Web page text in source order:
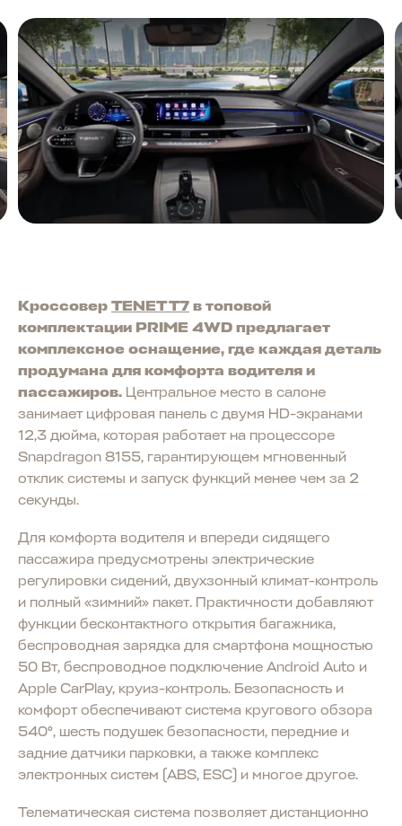
Кроссовер TENET T7 в топовой
комплектации PRIME 4WD предлагает
комплексное оснащение, где каждая деталь
продумана для комфорта водителя и
пассажиров. Центральное место в салоне
занимает цифровая панель с двумя HD-экранами
12,3 дюйма, которая работает на процессоре
Snapdragon 8155, гарантирующем мгновенный
отклик системы и запуск функций менее чем за 2
секунды.
Для комфорта водителя и впереди сидящего
пассажира предусмотрены электрические
регулировки сидений, двухзонный климат-контроль
и полный «зимний» пакет. Практичности добавляют
функции бесконтактного открытия багажника,
беспроводная зарядка для смартфона мощностью
50 Вт, беспроводное подключение Android Auto и
Apple CarPlay, круиз-контроль. Безопасность и
комфорт обеспечивают система кругового обзора
540°, шесть подушек безопасности, передние и
задние датчики парковки, а также комплекс
электронных систем (ABS, ESC) и многое другое.
Телематическая система позволяет дистанционно